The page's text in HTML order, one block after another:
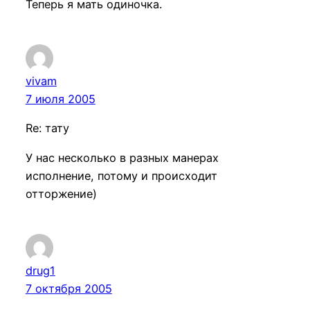
Теперь я мать одиночка.
vivam
7 июля 2005
Re: тату
У нас несколько в разных манерах
исполнение, потому и происходит
отторжение)
drug1
7 октября 2005